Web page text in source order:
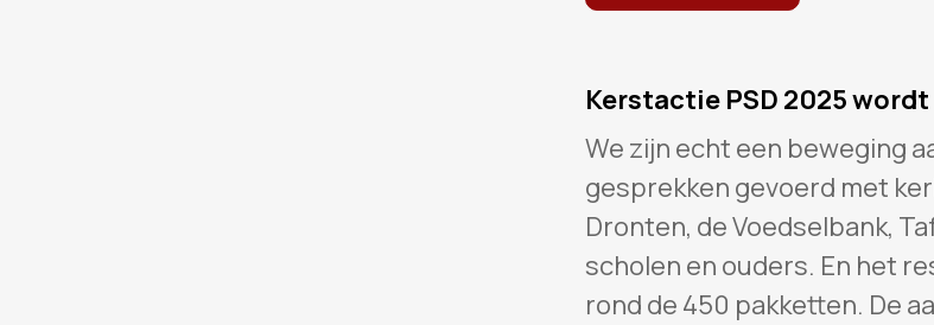
Kerstactie PSD 2025
We zijn echt een beweging
gesprekken gevoerd met
Dronten, de Voedselbank,
scholen en ouders. En het
rond de 450 pakketten. De